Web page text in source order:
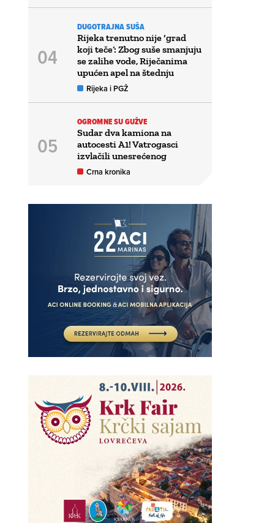
DUGOTRAJNA SUŠA
Rijeka trenutno nije ‘grad
koji teče’: Zbog suše smanjuju
se zalihe vode, Riječanima
upućen apel na štednju
Rijeka i PGŽ
OGROMNE SU GUŽVE
Sudar dva kamiona na
autocesti A1! Vatrogasci
izvlačili unesrećenog
Crna kronika